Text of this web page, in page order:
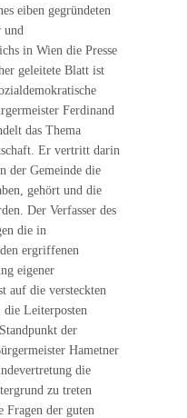
eiben gegründeten
und
in Wien die Presse
geleitete Blatt ist
Ferdinand
das Thema
Er vertritt darin
der Gemeinde die
gehört und die
Der Verfasser des
die in
ergriffenen
eigener
auf die versteckten
Leiterposten
der
Hametner
die
zu treten
Fragen der guten